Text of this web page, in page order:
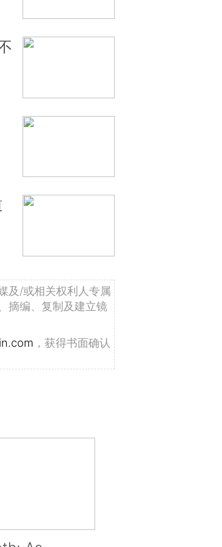
及/或相关权利人专属
摘编、复制及建立镜
，获得书面确认